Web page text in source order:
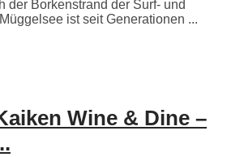
der Borkenstrand der Surf- und
ist seit Generationen ...
Wine & Dine –